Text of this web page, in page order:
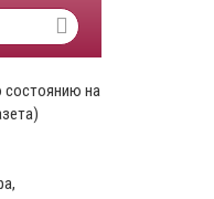
состоянию на